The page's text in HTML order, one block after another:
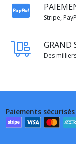
Stripe,
GRAND
Des
Paiements sécurisés